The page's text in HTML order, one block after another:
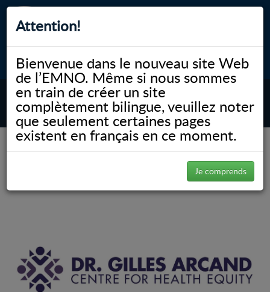
Attention!
Bienvenue dans le nouveau site Web
de l’EMNO. Même si nous sommes
en train de créer un site
complètement bilingue, veuillez noter
que seulement certaines pages
existent en français en ce moment.
Je comprends
myNOSM Accessibilité A- A+ English
MENU
NOSM.ca Gallery(Page 7)